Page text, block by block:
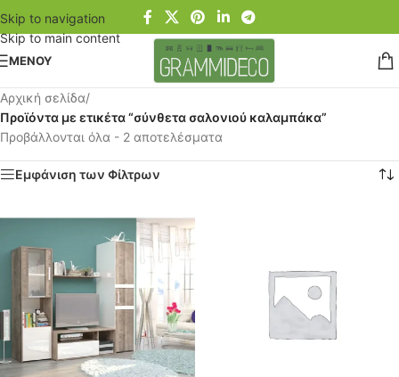
Skip to navigation
Skip to main content
ΜΕΝΟΥ
Αρχική σελίδα/
Προϊόντα με ετικέτα “σύνθετα σαλονιού καλαμπάκα”
Προβάλλονται όλα - 2 αποτελέσματα
Εμφάνιση των Φίλτρων